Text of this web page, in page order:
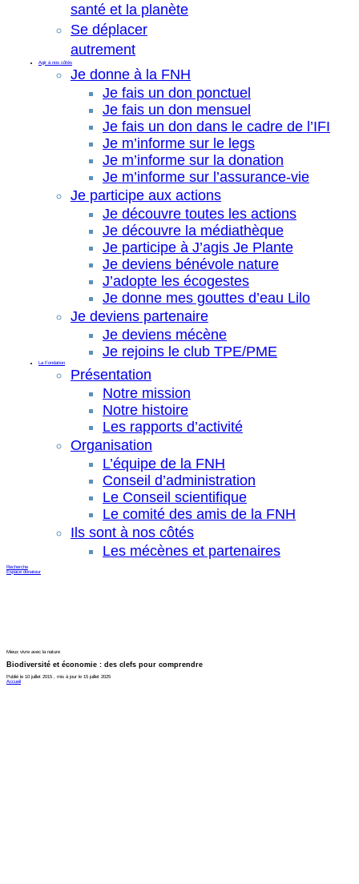
santé et la planète
Se déplacer
autrement
Agir à nos côtés
Je donne à la FNH
Je fais un don ponctuel
Je fais un don mensuel
Je fais un don dans le cadre de l’IFI
Je m’informe sur le legs
Je m’informe sur la donation
Je m’informe sur l’assurance-vie
Je participe aux actions
Je découvre toutes les actions
Je découvre la médiathèque
Je participe à J’agis Je Plante
Je deviens bénévole nature
J’adopte les écogestes
Je donne mes gouttes d’eau Lilo
Je deviens partenaire
Je deviens mécène
Je rejoins le club TPE/PME
La Fondation
Présentation
Notre mission
Notre histoire
Les rapports d’activité
Organisation
L’équipe de la FNH
Conseil d’administration
Le Conseil scientifique
Le comité des amis de la FNH
Ils sont à nos côtés
Les mécènes et partenaires
Recherche
Espace donateur
Mieux vivre avec la nature
Biodiversité et économie : des clefs pour comprendre
Publié le 10 juillet 2015 , mis à jour le 15 juillet 2025
Accueil